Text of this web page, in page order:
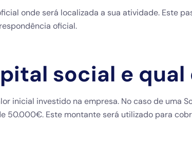
onde será localizada a sua atividade. Este
oficial.
social e
inicial investido na empresa. No caso de uma
50.000€. Este montante será utilizado para